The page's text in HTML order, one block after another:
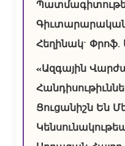
Գիւտարարական
Հեղինակ`
«Ազգային
Ցուցանիշն Են